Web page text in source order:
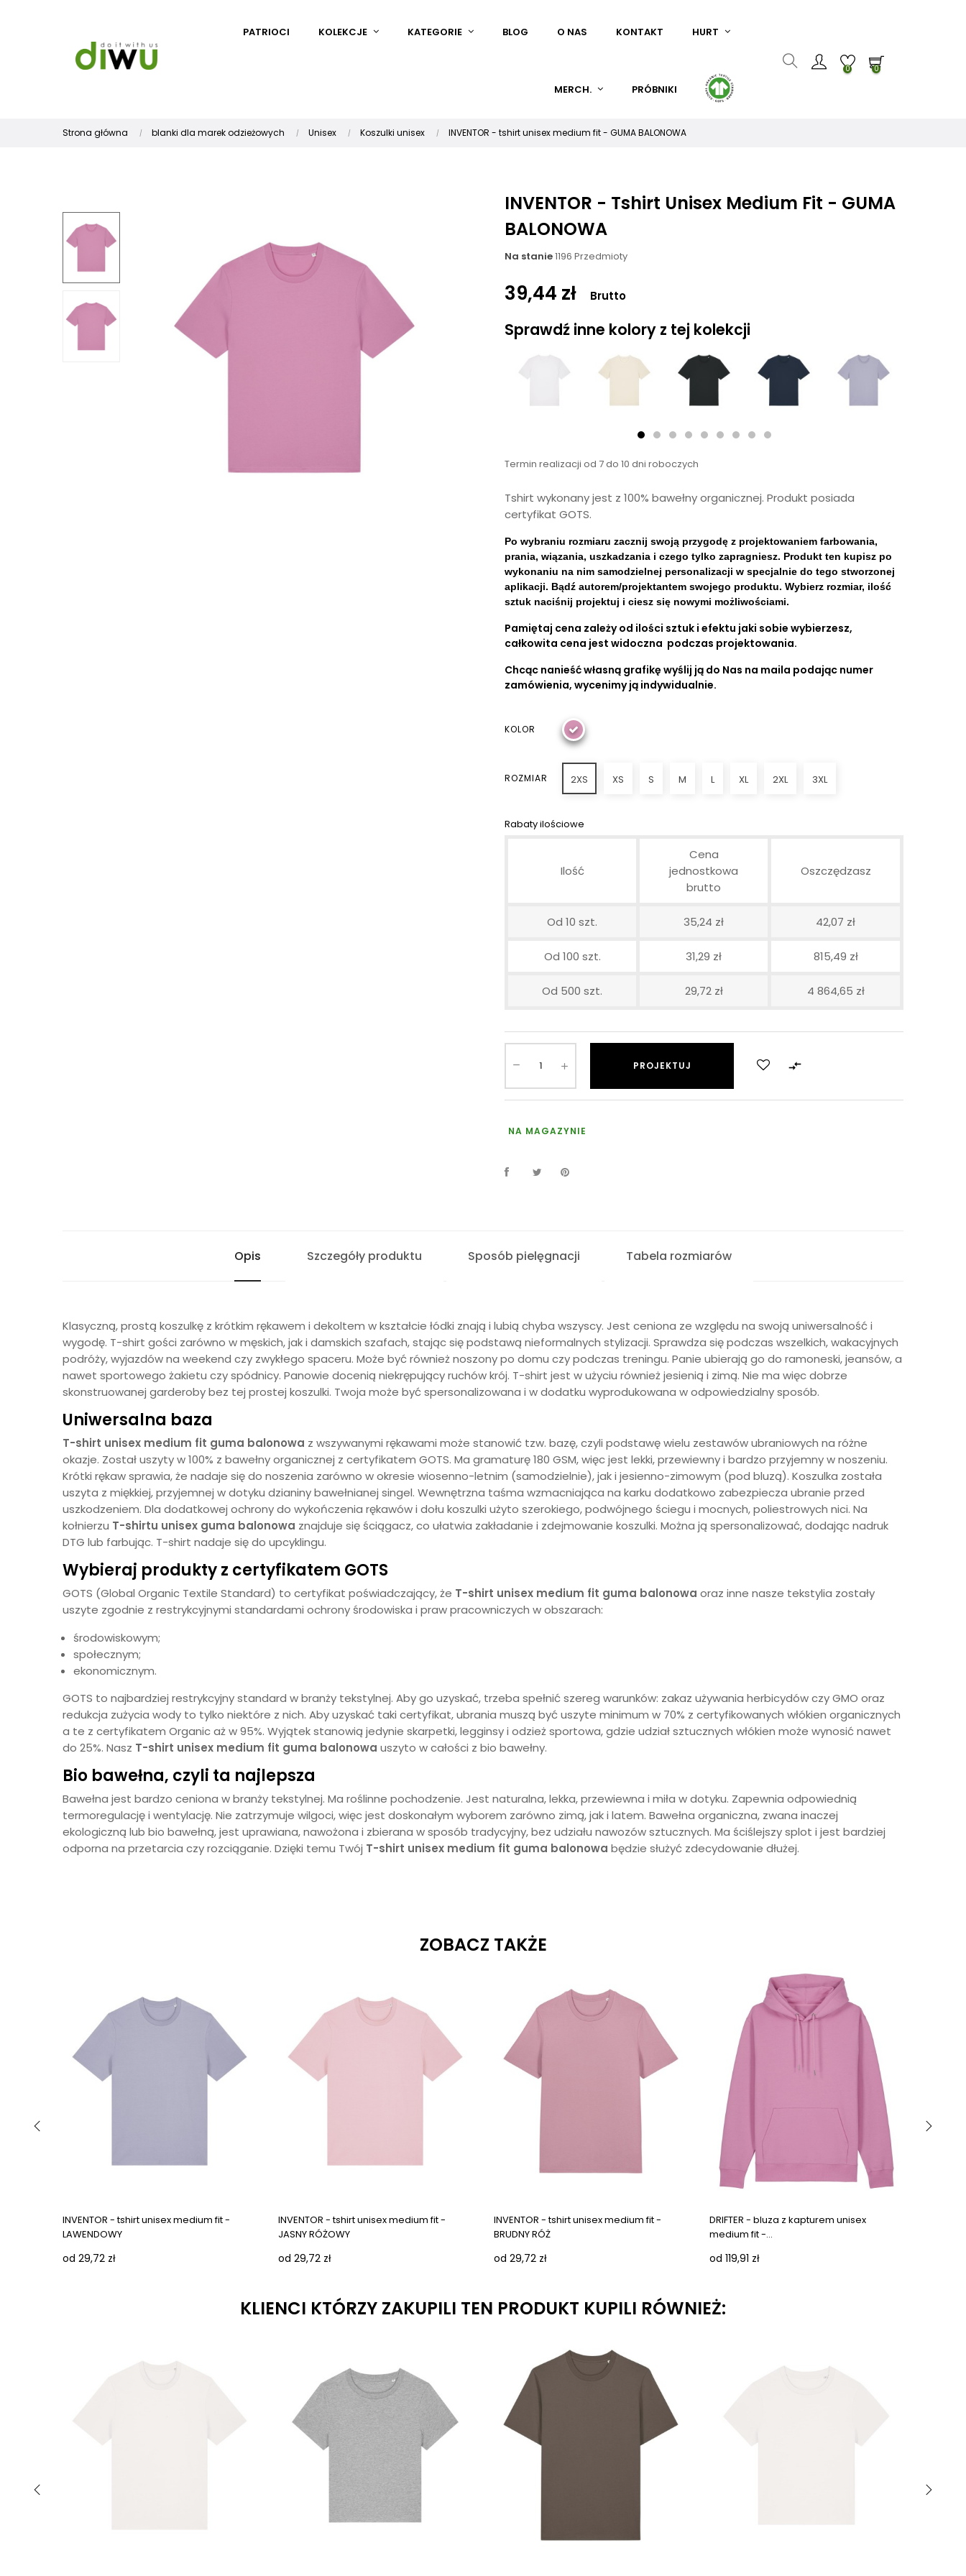
PATRIOCI KOLEKCJE KATEGORIE BLOG O NAS KONTAKT HURT
MERCH. PRÓBNIKI
0 0
Strona główna blanki dla marek odzieżowych Unisex Koszulki unisex INVENTOR - tshirt unisex medium fit - GUMA BALONOWA
INVENTOR - Tshirt Unisex Medium Fit - GUMA
BALONOWA
Na stanie1196 Przedmioty
39,44 zł Brutto
Sprawdź inne kolory z tej kolekcji
Termin realizacji od 7 do 10 dni roboczych
Tshirt wykonany jest z 100% bawełny organicznej. Produkt posiada
certyfikat GOTS.
Po wybraniu rozmiaru zacznij swoją przygodę z projektowaniem farbowania,
prania, wiązania, uszkadzania i czego tylko zapragniesz. Produkt ten kupisz po
wykonaniu na nim samodzielnej personalizacji w specjalnie do tego stworzonej
aplikacji. Bądź autorem/projektantem swojego produktu. Wybierz rozmiar, ilość
sztuk naciśnij projektuj i ciesz się nowymi możliwościami.
Pamiętaj cena zależy od ilości sztuk i efektu jaki sobie wybierzesz,
całkowita cena jest widoczna podczas projektowania.
Chcąc nanieść własną grafikę wyślij ją do Nas na maila podając numer
zamówienia, wycenimy ją indywidualnie.
KOLOR
ROZMIAR 2XS XS S M L XL 2XL 3XL
Rabaty ilościowe
Ilość
Cena
jednostkowa
brutto
Oszczędzasz
Od 10 szt. 35,24 zł 42,07 zł
Od 100 szt. 31,29 zł 815,49 zł
Od 500 szt. 29,72 zł 4 864,65 zł
PROJEKTUJ 
NA MAGAZYNIE
Opis Szczegóły produktu Sposób pielęgnacji Tabela rozmiarów
Klasyczną, prostą koszulkę z krótkim rękawem i dekoltem w kształcie łódki znają i lubią chyba wszyscy. Jest ceniona ze względu na swoją uniwersalność i
wygodę. T-shirt gości zarówno w męskich, jak i damskich szafach, stając się podstawą nieformalnych stylizacji. Sprawdza się podczas wszelkich, wakacyjnych
podróży, wyjazdów na weekend czy zwykłego spaceru. Może być również noszony po domu czy podczas treningu. Panie ubierają go do ramoneski, jeansów, a
nawet sportowego żakietu czy spódnicy. Panowie docenią niekrępujący ruchów krój. T-shirt jest w użyciu również jesienią i zimą. Nie ma więc dobrze
skonstruowanej garderoby bez tej prostej koszulki. Twoja może być spersonalizowana i w dodatku wyprodukowana w odpowiedzialny sposób.
Uniwersalna baza
T-shirt unisex medium fit guma balonowa z wszywanymi rękawami może stanowić tzw. bazę, czyli podstawę wielu zestawów ubraniowych na różne
okazje. Został uszyty w 100% z bawełny organicznej z certyfikatem GOTS. Ma gramaturę 180 GSM, więc jest lekki, przewiewny i bardzo przyjemny w noszeniu.
Krótki rękaw sprawia, że nadaje się do noszenia zarówno w okresie wiosenno-letnim (samodzielnie), jak i jesienno-zimowym (pod bluzą). Koszulka została
uszyta z miękkiej, przyjemnej w dotyku dzianiny bawełnianej singel. Wewnętrzna taśma wzmacniająca na karku dodatkowo zabezpiecza ubranie przed
uszkodzeniem. Dla dodatkowej ochrony do wykończenia rękawów i dołu koszulki użyto szerokiego, podwójnego ściegu i mocnych, poliestrowych nici. Na
kołnierzu T-shirtu unisex guma balonowa znajduje się ściągacz, co ułatwia zakładanie i zdejmowanie koszulki. Można ją spersonalizować, dodając nadruk
DTG lub farbując. T-shirt nadaje się do upcyklingu.
Wybieraj produkty z certyfikatem GOTS
GOTS (Global Organic Textile Standard) to certyfikat poświadczający, że T-shirt unisex medium fit guma balonowa oraz inne nasze tekstylia zostały
uszyte zgodnie z restrykcyjnymi standardami ochrony środowiska i praw pracowniczych w obszarach:
środowiskowym;
społecznym;
ekonomicznym.
GOTS to najbardziej restrykcyjny standard w branży tekstylnej. Aby go uzyskać, trzeba spełnić szereg warunków: zakaz używania herbicydów czy GMO oraz
redukcja zużycia wody to tylko niektóre z nich. Aby uzyskać taki certyfikat, ubrania muszą być uszyte minimum w 70% z certyfikowanych włókien organicznych
a te z certyfikatem Organic aż w 95%. Wyjątek stanowią jedynie skarpetki, legginsy i odzież sportowa, gdzie udział sztucznych włókien może wynosić nawet
do 25%. Nasz T-shirt unisex medium fit guma balonowa uszyto w całości z bio bawełny.
Bio bawełna, czyli ta najlepsza
Bawełna jest bardzo ceniona w branży tekstylnej. Ma roślinne pochodzenie. Jest naturalna, lekka, przewiewna i miła w dotyku. Zapewnia odpowiednią
termoregulację i wentylację. Nie zatrzymuje wilgoci, więc jest doskonałym wyborem zarówno zimą, jak i latem. Bawełna organiczna, zwana inaczej
ekologiczną lub bio bawełną, jest uprawiana, nawożona i zbierana w sposób tradycyjny, bez udziału nawozów sztucznych. Ma ściślejszy splot i jest bardziej
odporna na przetarcia czy rozciąganie. Dzięki temu Twój T-shirt unisex medium fit guma balonowa będzie służyć zdecydowanie dłużej.
ZOBACZ TAKŻE
INVENTOR - tshirt unisex medium fit -
LAWENDOWY
od 29,72 zł
INVENTOR - tshirt unisex medium fit -
JASNY RÓŻOWY
od 29,72 zł
INVENTOR - tshirt unisex medium fit -
BRUDNY RÓŻ
od 29,72 zł
DRIFTER - bluza z kapturem unisex
medium fit -...
od 119,91 zł
KLIENCI KTÓRZY ZAKUPILI TEN PRODUKT KUPILI RÓWNIEŻ: